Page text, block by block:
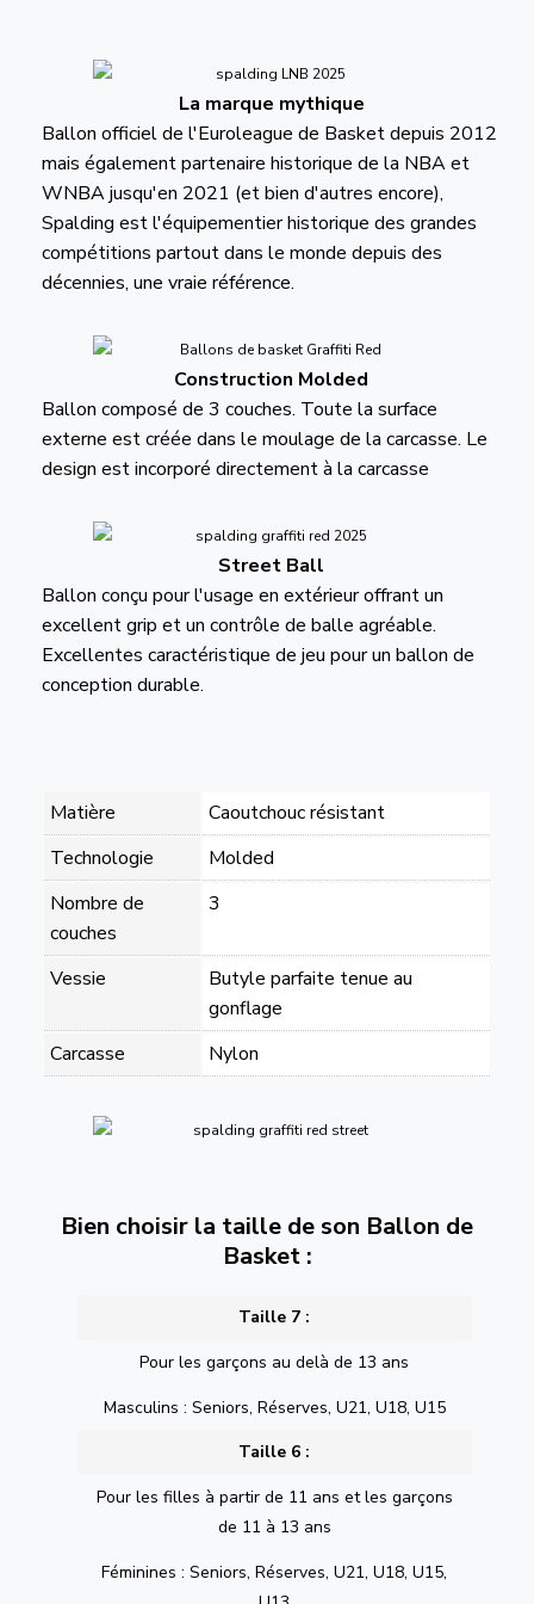
La marque mythique
Ballon officiel de l'Euroleague de Basket depuis 2012
mais également partenaire historique de la NBA et
WNBA jusqu'en 2021 (et bien d'autres encore),
Spalding est l'équipementier historique des grandes
compétitions partout dans le monde depuis des
décennies, une vraie référence.
Construction Molded
Ballon composé de 3 couches. Toute la surface
externe est créée dans le moulage de la carcasse. Le
design est incorporé directement à la carcasse
Street Ball
Ballon conçu pour l'usage en extérieur offrant un
excellent grip et un contrôle de balle agréable.
Excellentes caractéristique de jeu pour un ballon de
conception durable.
Matière
Caoutchouc résistant
Technologie
Molded
Nombre de
couches
3
Vessie
Butyle parfaite tenue au
gonflage
Carcasse
Nylon
Bien choisir la taille de son Ballon de
Basket :
Taille 7 :
Pour les garçons au delà de 13 ans
Masculins : Seniors, Réserves, U21, U18, U15
Taille 6 :
Pour les filles à partir de 11 ans et les garçons
de 11 à 13 ans
Féminines : Seniors, Réserves, U21, U18, U15,